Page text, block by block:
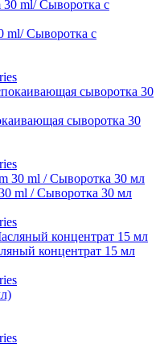
ml/ Сыворотка с
сыворотка 30
ml / Сыворотка 30 мл
концентрат 15 мл